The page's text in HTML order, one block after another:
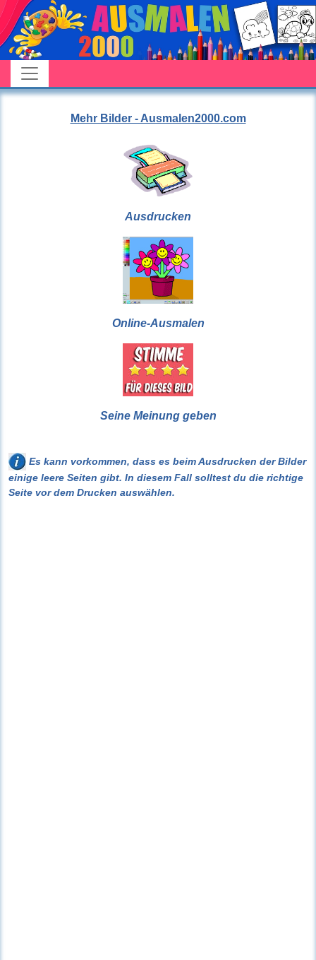
Mehr Bilder - Ausmalen2000.com
Ausdrucken
Online-Ausmalen
Seine Meinung geben
Es kann vorkommen, dass es beim Ausdrucken der Bilder
einige leere Seiten gibt. In diesem Fall solltest du die richtige
Seite vor dem Drucken auswählen.